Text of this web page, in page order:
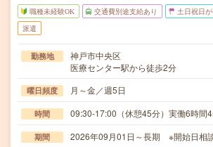
職種未経験OK 交通費別途支給あり 土日祝日
派遣
勤務地
神戸市中央区
医療センター駅から徒歩2分
曜日頻度 月～金／週5日
時間 09:30-17:00（休憩45分）実働6時間
期間 2026年09月01日～長期 ※開始日相